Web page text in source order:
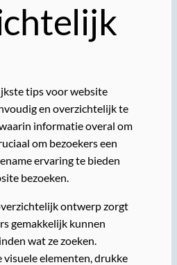
tips voor website
en overzichtelijk te
informatie overal om
om bezoekers een
ervaring te bieden
bezoeken.
ontwerp zorgt
gemakkelijk kunnen
wat ze zoeken.
elementen, drukke